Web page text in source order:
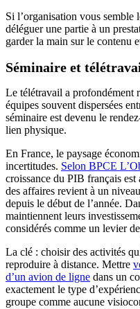
Si l’organisation vous semble
déléguer une partie à un
garder la main sur le contenu
Séminaire et
Le télétravail a profondément
équipes souvent dispersées
séminaire est devenu le
lien physique.
En France, le paysage
incertitudes. Selon BPCE
croissance du PIB français
des affaires revient à un
depuis le début de l’année.
maintiennent leurs
considérés comme un levier de
La clé : choisir des activités
reproduire à distance. Mettre
d’un avion de ligne dans un
exactement le type
groupe comme aucune